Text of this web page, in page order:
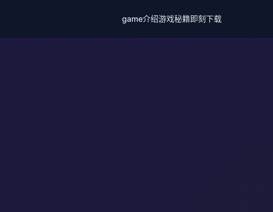
game介绍游戏秘籍即刻下载